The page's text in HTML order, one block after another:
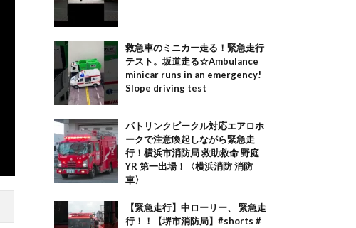
救急車のミニカー走る！緊急走行
テスト。坂道走る☆Ambulance
minicar runs in an emergency!
Slope driving test
パトリンクビークル対応エアロホ
ークで注意喚起しながら緊急走
行！横浜市消防局 救助救命 野庭
YR 第一出場！〈横浜消防 消防
車〉
【緊急走行】中ローリー、 緊急走
行！！【堺市消防局】#shorts #